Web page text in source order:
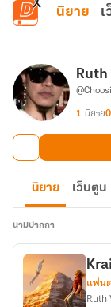
ข้ามไปยังเนื้อหาหลั
นิยาย
Ruth
1 นิยาย0
นิยาย เว็บตูน
นามปากกา
แฟน
Ruth